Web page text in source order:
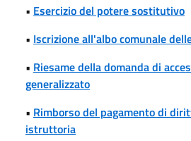
• Esercizio del potere sostitutivo
• Iscrizione all'albo comunale
• Riesame della domanda di
generalizzato
• Rimborso del pagamento di
istruttoria